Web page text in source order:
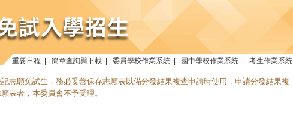
重要日程 簡章查詢與下載 委員學校作業系統 國中學校作業系統 考生作業系統
志願免試生，務必妥善保存志願表以備分發結果複查申請時使用，申請分發結果複
表者，本委員會不予受理。